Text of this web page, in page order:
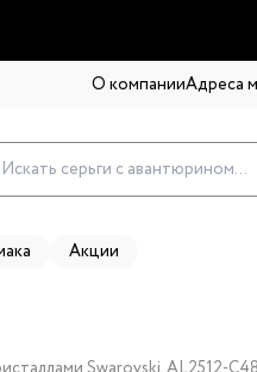
О компанииАдреса
Акции